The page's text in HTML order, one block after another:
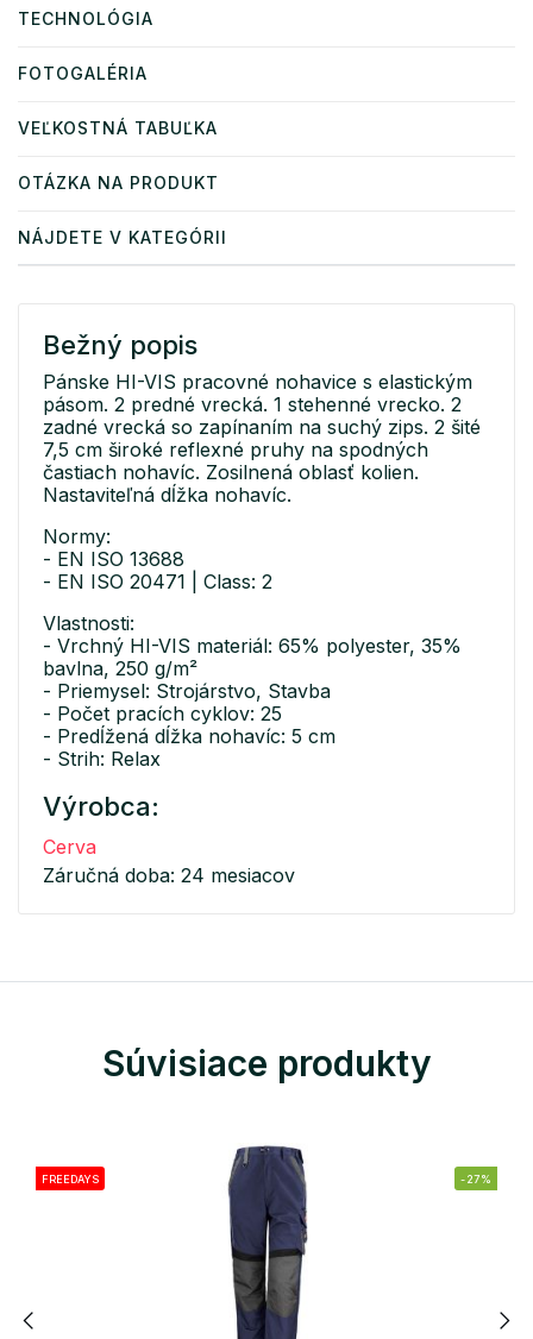
TECHNOLÓGIA
FOTOGALÉRIA
VEĽKOSTNÁ TABUĽKA
OTÁZKA NA PRODUKT
NÁJDETE V KATEGÓRII
Bežný popis
Pánske HI-VIS pracovné nohavice s elastickým
pásom. 2 predné vrecká. 1 stehenné vrecko. 2
zadné vrecká so zapínaním na suchý zips. 2 šité
7,5 cm široké reflexné pruhy na spodných
častiach nohavíc. Zosilnená oblasť kolien.
Nastaviteľná dĺžka nohavíc.
Normy:
- EN ISO 13688
- EN ISO 20471 | Class: 2
Vlastnosti:
- Vrchný HI-VIS materiál: 65% polyester, 35%
bavlna, 250 g/m²
- Priemysel: Strojárstvo, Stavba
- Počet pracích cyklov: 25
- Predĺžená dĺžka nohavíc: 5 cm
- Strih: Relax
Výrobca:
Cerva
Záručná doba: 24 mesiacov
Súvisiace produkty
FREEDAYS -27%